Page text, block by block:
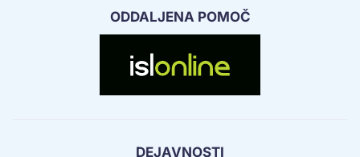
ODDALJENA POMOČ
DEJAVNOSTI